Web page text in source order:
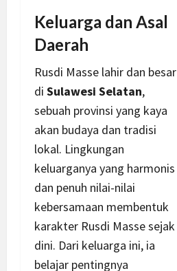
Keluarga dan Asal
Daerah
Rusdi Masse lahir dan besar
di Sulawesi Selatan,
sebuah provinsi yang kaya
akan budaya dan tradisi
lokal. Lingkungan
keluarganya yang harmonis
dan penuh nilai-nilai
kebersamaan membentuk
karakter Rusdi Masse sejak
dini. Dari keluarga ini, ia
belajar pentingnya